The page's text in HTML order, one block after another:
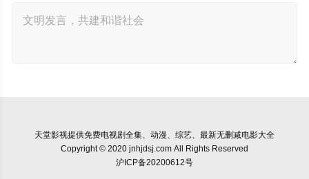
天堂影视提供免费电视剧全集、动漫、综艺、最新无删减电影大全
Copyright © 2020 jnhjdsj.com All Rights Reserved
沪ICP备20200612号